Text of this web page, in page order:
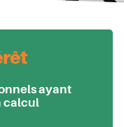
ayant
calcul